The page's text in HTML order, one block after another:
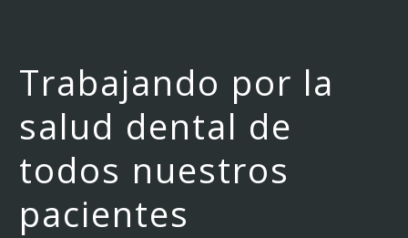
Trabajando por la
salud dental de
todos nuestros
pacientes